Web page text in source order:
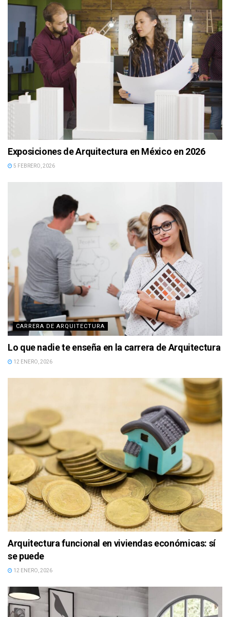
Exposiciones de Arquitectura en México en 2026
5 FEBRERO, 2026
CARRERA DE ARQUITECTURA
Lo que nadie te enseña en la carrera de Arquitectura
12 ENERO, 2026
Arquitectura funcional en viviendas económicas: sí
se puede
12 ENERO, 2026